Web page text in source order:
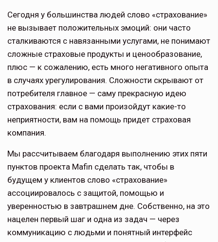
Сегодня у большинства людей слово «страхование»
не вызывает положительных эмоций: они часто
сталкиваются с навязанными услугами, не понимают
сложные страховые продукты и ценообразование,
плюс — к сожалению, есть много негативного опыта
в случаях урегулирования. Сложности скрывают от
потребителя главное — саму прекрасную идею
страхования: если с вами произойдут какие-то
неприятности, вам на помощь придет страховая
компания.
Мы рассчитываем благодаря выполнению этих пяти
пунктов проекта Mafin сделать так, чтобы в
будущем у клиентов слово «страхование»
ассоциировалось с защитой, помощью и
уверенностью в завтрашнем дне. Собственно, на это
нацелен первый шаг и одна из задач — через
коммуникацию с людьми и понятный интерфейс